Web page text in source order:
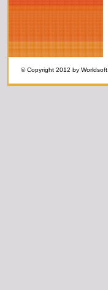
© Copyright 2012 by Worldsoft